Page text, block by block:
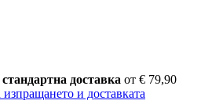
доставка от € 79,90
и доставката